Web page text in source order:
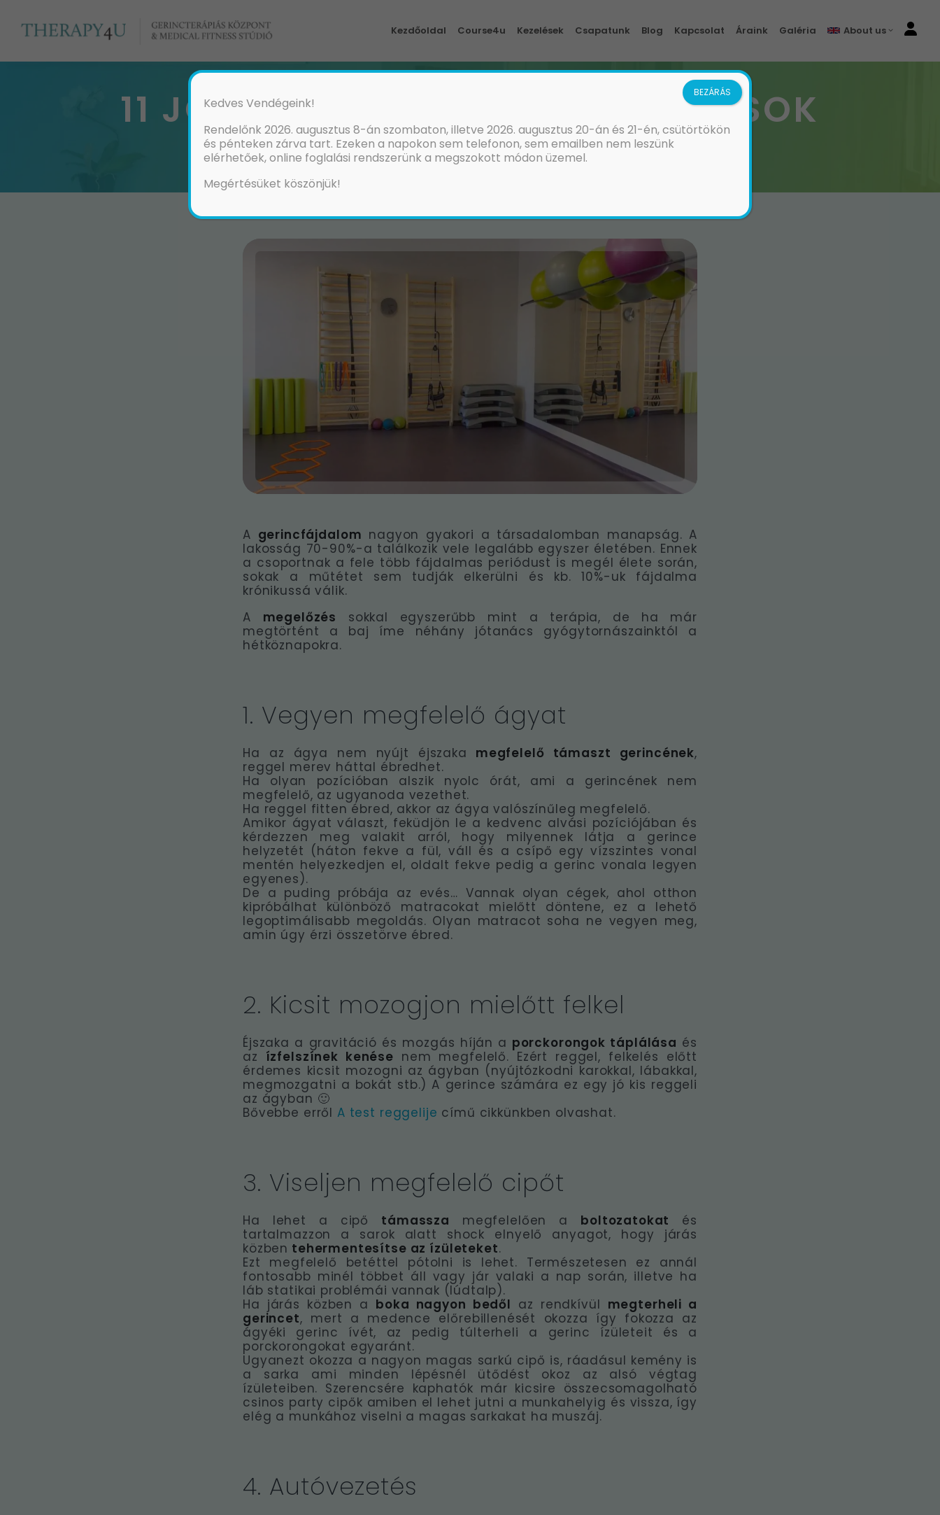
Kezdőoldal Course4u Kezelések Csapatunk Blog Kapcsolat Áraink Galéria About us
11 JÓTANÁCS GERINCPROBLÉMÁSOK
SZÁMÁRA
A gerincfájdalom nagyon gyakori a társadalomban manapság. A
lakosság 70-90%-a találkozik vele legalább egyszer életében. Ennek
a csoportnak a fele több fájdalmas periódust is megél élete során,
sokak a műtétet sem tudják elkerülni és kb. 10%-uk fájdalma
krónikussá válik.
A megelőzés sokkal egyszerűbb mint a terápia, de ha már
megtörtént a baj íme néhány jótanács gyógytornászainktól a
hétköznapokra.
1. Vegyen megfelelő ágyat
Ha az ágya nem nyújt éjszaka megfelelő támaszt gerincének,
reggel merev háttal ébredhet.
Ha olyan pozícióban alszik nyolc órát, ami a gerincének nem
megfelelő, az ugyanoda vezethet.
Ha reggel fitten ébred, akkor az ágya valószínűleg megfelelő.
Amikor ágyat választ, feküdjön le a kedvenc alvási pozíciójában és
kérdezzen meg valakit arról, hogy milyennek látja a gerince
helyzetét (háton fekve a fül, váll és a csípő egy vízszintes vonal
mentén helyezkedjen el, oldalt fekve pedig a gerinc vonala legyen
egyenes).
De a puding próbája az evés… Vannak olyan cégek, ahol otthon
kipróbálhat különböző matracokat mielőtt döntene, ez a lehető
legoptimálisabb megoldás. Olyan matracot soha ne vegyen meg,
amin úgy érzi összetörve ébred.
2. Kicsit mozogjon mielőtt felkel
Éjszaka a gravitáció és mozgás híján a porckorongok táplálása és
az ízfelszínek kenése nem megfelelő. Ezért reggel, felkelés előtt
érdemes kicsit mozogni az ágyban (nyújtózkodni karokkal, lábakkal,
megmozgatni a bokát stb.) A gerince számára ez egy jó kis reggeli
az ágyban 🙂
Bővebbe erről A test reggelije című cikkünkben olvashat.
3. Viseljen megfelelő cipőt
Ha lehet a cipő támassza megfelelően a boltozatokat és
tartalmazzon a sarok alatt shock elnyelő anyagot, hogy járás
közben tehermentesítse az ízületeket.
Ezt megfelelő betéttel pótolni is lehet. Természetesen ez annál
fontosabb minél többet áll vagy jár valaki a nap során, illetve ha
láb statikai problémái vannak (lúdtalp).
Ha járás közben a boka nagyon bedől az rendkívül megterheli a
gerincet, mert a medence előrebillenését okozza így fokozza az
ágyéki gerinc ívét, az pedig túlterheli a gerinc ízületeit és a
porckorongokat egyaránt.
Ugyanezt okozza a nagyon magas sarkú cipő is, ráadásul kemény is
a sarka ami minden lépésnél ütődést okoz az alsó végtag
ízületeiben. Szerencsére kaphatók már kicsire összecsomagolható
csinos party cipők amiben el lehet jutni a munkahelyig és vissza, így
elég a munkához viselni a magas sarkakat ha muszáj.
4. Autóvezetés
Kedves Vendégeink!
Rendelőnk 2026. augusztus 8-án szombaton, illetve 2026. augusztus 20-án és 21-én, csütörtökön
és pénteken zárva tart. Ezeken a napokon sem telefonon, sem emailben nem leszünk
elérhetőek, online foglalási rendszerünk a megszokott módon üzemel.
Megértésüket köszönjük!
BEZÁRÁS